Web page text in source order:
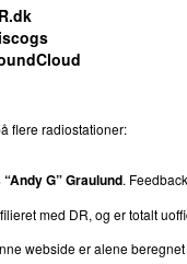
flere radiostationer:
G” Graulund.
med DR, og er totalt
webside er alene